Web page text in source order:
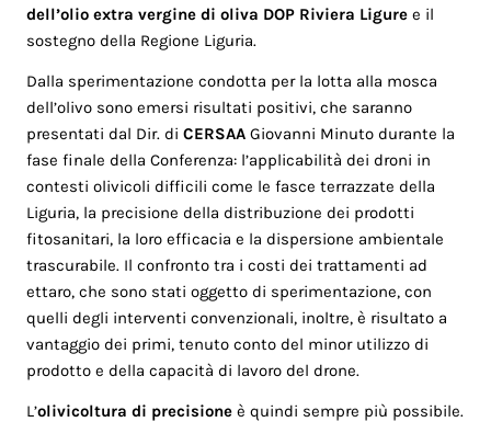
dell’olio extra vergine di oliva DOP Riviera Ligure e il
sostegno della Regione Liguria.
Dalla sperimentazione condotta per la lotta alla mosca
dell’olivo sono emersi risultati positivi, che saranno
presentati dal Dir. diCERSAA Giovanni Minuto durante la
fase finale della Conferenza: l’applicabilità dei droni in
contesti olivicoli difficili come le fasce terrazzate della
Liguria, la precisione della distribuzione dei prodotti
fitosanitari, la loro efficacia e la dispersione ambientale
trascurabile. Il confronto tra i costi dei trattamenti ad
ettaro, che sono stati oggetto di sperimentazione, con
quelli degli interventi convenzionali, inoltre, è risultato a
vantaggio dei primi, tenuto conto del minor utilizzo di
prodotto e della capacità di lavoro del drone.
L’olivicoltura di precisione è quindi sempre più possibile.